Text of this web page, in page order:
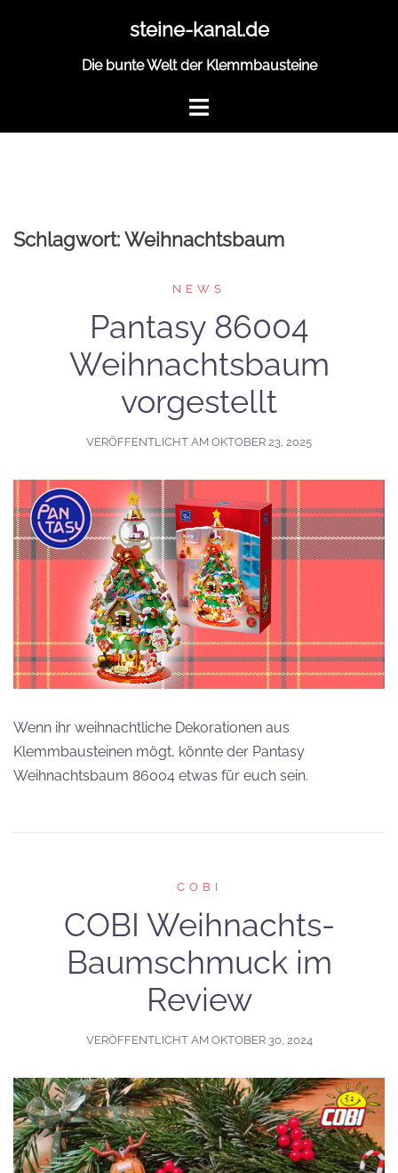
steine-kanal.de
Die bunte Welt der Klemmbausteine
Schlagwort:Weihnachtsbaum
NEWS
Pantasy 86004
Weihnachtsbaum
vorgestellt
VERÖFFENTLICHT AM OKTOBER 23, 2025
Wenn ihr weihnachtliche Dekorationen aus
Klemmbausteinen mögt, könnte der Pantasy
Weihnachtsbaum 86004 etwas für euch sein.
COBI
COBI Weihnachts-
Baumschmuck im
Review
VERÖFFENTLICHT AM OKTOBER 30, 2024